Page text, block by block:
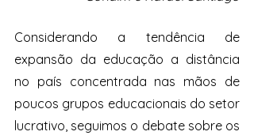
Considerando a tendência de
expansão da educação a distância
no país concentrada nas mãos de
poucos grupos educacionais do setor
lucrativo, seguimos o debate sobre os